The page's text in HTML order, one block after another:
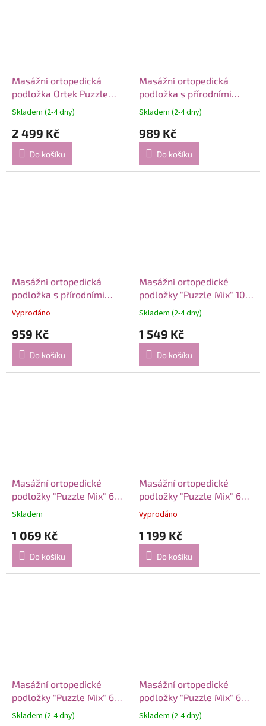
Masážní ortopedická
podložka Ortek Puzzle
"Mega Mix" 18 modulů
Skladem (2-4 dny)
2 499 Kč
Do košíku
Masážní ortopedická
podložka s přírodními
oblázky “Ortek” SOFT
93x44 cm
Skladem (2-4 dny)
989 Kč
Do košíku
Masážní ortopedická
podložka s přírodními
oblázky “Ortek” SOFT
74x44 cm
Vyprodáno
959 Kč
Do košíku
Masážní ortopedické
podložky "Puzzle Mix" 10
modulů
Skladem (2-4 dny)
1 549 Kč
Do košíku
Masážní ortopedické
podložky "Puzzle Mix" 6
modulů
Skladem
1 069 Kč
Do košíku
Masážní ortopedické
podložky "Puzzle Mix" 6
modulů Modrá houba
Vyprodáno
1 199 Kč
Do košíku
Masážní ortopedické
podložky "Puzzle Mix" 6
modulů Modrý oblázk
Skladem (2-4 dny)
Masážní ortopedické
podložky "Puzzle Mix" 6
modulů Růžová houba
Skladem (2-4 dny)